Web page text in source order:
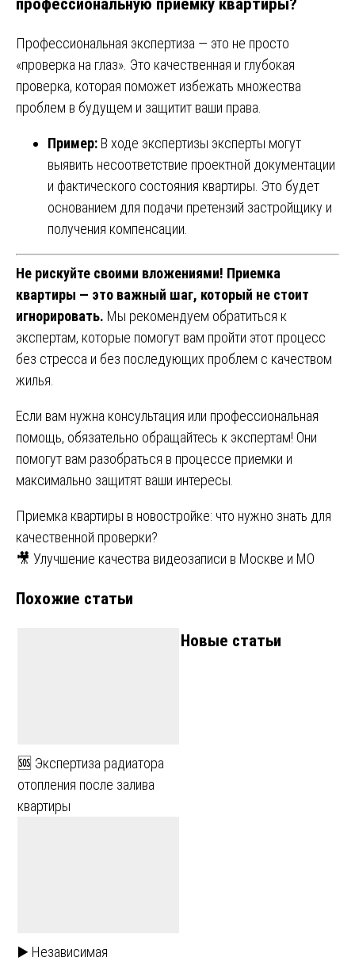
Профессиональная экспертиза — это не просто
«проверка на глаз». Это качественная и глубокая
проверка, которая поможет избежать множества
проблем в будущем и защитит ваши права.
Пример: В ходе экспертизы эксперты могут
выявить несоответствие проектной документации
и фактического состояния квартиры. Это будет
основанием для подачи претензий застройщику и
получения компенсации.
Не рискуйте своими вложениями! Приемка
квартиры — это важный шаг, который не стоит
игнорировать. Мы рекомендуем обратиться к
экспертам, которые помогут вам пройти этот процесс
без стресса и без последующих проблем с качеством
жилья.
Если вам нужна консультация или профессиональная
помощь, обязательно обращайтесь к экспертам! Они
помогут вам разобраться в процессе приемки и
максимально защитят ваши интересы.
Навигация
по
Приемка квартиры в новостройке: что нужно знать для
качественной проверки?
🎥 Улучшение качества видеозаписи в Москве и МО
Похожие статьи
🆘 Экспертиза радиатора
отопления после залива
квартиры
▶️ Независимая
Новые статьи